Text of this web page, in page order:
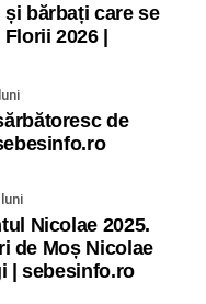
și bărbați care se
2026 |
de
Nicolae 2025.
de Moș Nicolae
| sebesinfo.ro